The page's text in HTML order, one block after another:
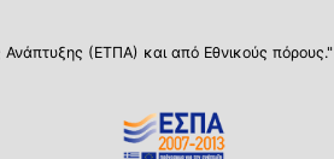
Ανάπτυξης (ΕΤΠΑ) και από Εθνικούς πόρους."